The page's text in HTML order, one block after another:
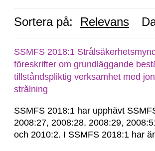
Sortera på: Relevans
SSMFS 2018:1
föreskrifter om grundläggande
tillståndspliktig verksamhet med
strålning
SSMFS 2018:1 har upphävt
2008:27, 2008:28, 2008:29,
och 2010:2. I SSMFS 2018:1 har